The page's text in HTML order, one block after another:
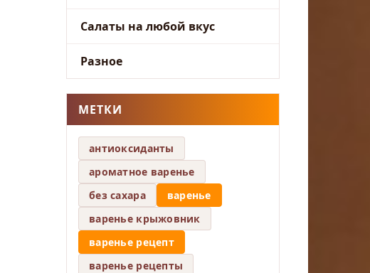
Салаты на любой вкус
Разное
МЕТКИ
антиоксиданты
ароматное варенье
без сахара
варенье
варенье крыжовник
варенье рецепт
варенье рецепты